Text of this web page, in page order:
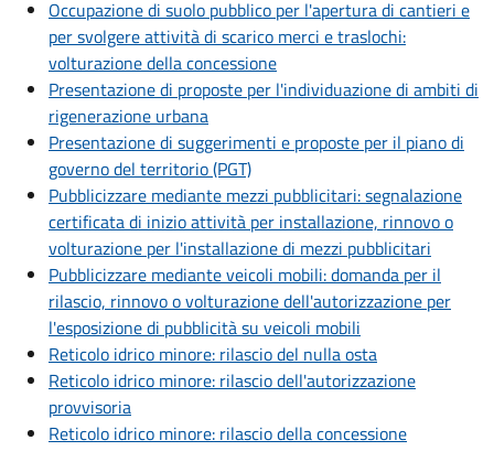
Occupazione di suolo pubblico per l'apertura di cantieri e
per svolgere attività di scarico merci e traslochi:
volturazione della concessione
Presentazione di proposte per l'individuazione di ambiti di
rigenerazione urbana
Presentazione di suggerimenti e proposte per il piano di
governo del territorio (PGT)
Pubblicizzare mediante mezzi pubblicitari: segnalazione
certificata di inizio attività per installazione, rinnovo o
volturazione per l'installazione di mezzi pubblicitari
Pubblicizzare mediante veicoli mobili: domanda per il
rilascio, rinnovo o volturazione dell'autorizzazione per
l'esposizione di pubblicità su veicoli mobili
Reticolo idrico minore: rilascio del nulla osta
Reticolo idrico minore: rilascio dell'autorizzazione
provvisoria
Reticolo idrico minore: rilascio della concessione